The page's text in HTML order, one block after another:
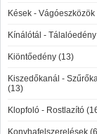
Kések - Vágóeszközök
Kínálótál -
Kiöntőedény (13)
Kiszedőkanál -
(13)
Klopfoló - Rostlazító
Konyhafelszerelések